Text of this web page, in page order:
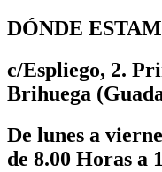
DÓNDE
c/Espliego, 2.
Brihuega
De lunes a
de 8.00 Horas a